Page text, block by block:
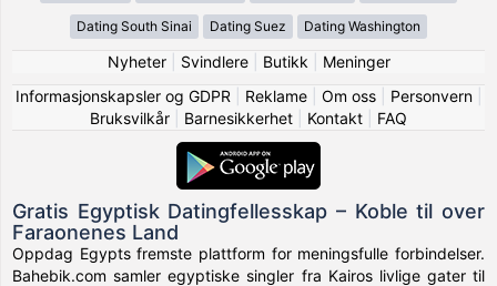
Dating South Sinai Dating Suez Dating Washington
Nyheter| Svindlere| Butikk
Meninger
Informasjonskapsler og GDPR
Reklame| Om oss| Personvern|
Bruksvilkår
Barnesikkerhet Kontakt FAQ
Gratis Egyptisk Datingfellesskap – Koble til over
Faraonenes Land
Oppdag Egypts fremste plattform for meningsfulle forbindelser.
Bahebik.com samler egyptiske singler fra Kairos livlige gater til